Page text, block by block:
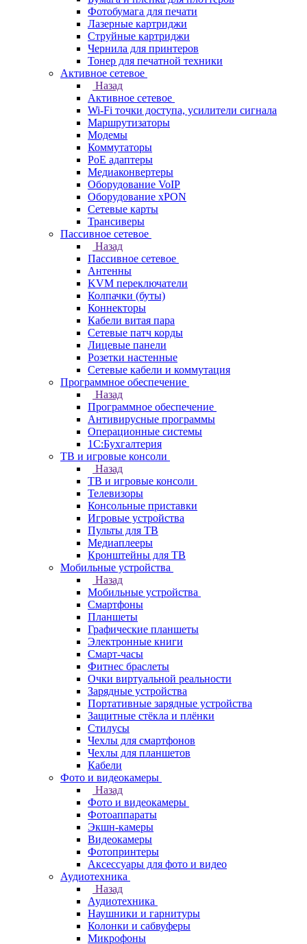
Фотобумага для печати
Лазерные картриджи
Струйные картриджи
Чернила для принтеров
Тонер для печатной техники
Активное сетевое
Назад
Активное сетевое
Wi-Fi точки доступа, усилители сигнала
Маршрутизаторы
Модемы
Коммутаторы
PoE адаптеры
Медиаконвертеры
Оборудование VoIP
Оборудование xPON
Сетевые карты
Трансиверы
Пассивное сетевое
Назад
Пассивное сетевое
Антенны
KVM переключатели
Колпачки (буты)
Коннекторы
Кабели витая пара
Сетевые патч корды
Лицевые панели
Розетки настенные
Сетевые кабели и коммутация
Программное обеспечение
Назад
Программное обеспечение
Антивирусные программы
Операционные системы
1С:Бухгалтерия
ТВ и игровые консоли
Назад
ТВ и игровые консоли
Телевизоры
Консольные приставки
Игровые устройства
Пульты для ТВ
Медиаплееры
Кронштейны для ТВ
Мобильные устройства
Назад
Мобильные устройства
Смартфоны
Планшеты
Графические планшеты
Электронные книги
Смарт-часы
Фитнес браслеты
Очки виртуальной реальности
Зарядные устройства
Портативные зарядные устройства
Защитные стёкла и плёнки
Стилусы
Чехлы для смартфонов
Чехлы для планшетов
Кабели
Фото и видеокамеры
Назад
Фото и видеокамеры
Фотоаппараты
Экшн-камеры
Видеокамеры
Фотопринтеры
Аксессуары для фото и видео
Аудиотехника
Назад
Аудиотехника
Наушники и гарнитуры
Колонки и сабвуферы
Микрофоны